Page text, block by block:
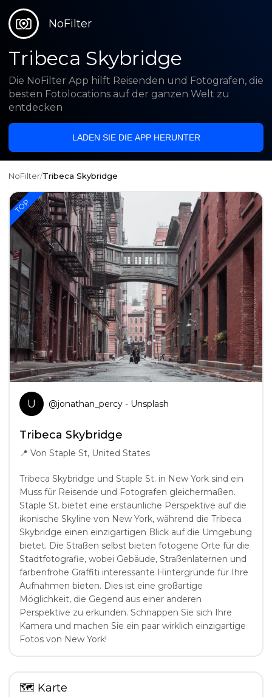
NoFilter
Tribeca Skybridge
Die NoFilter App hilft Reisenden und Fotografen, die
besten Fotolocations auf der ganzen Welt zu
entdecken
LADEN SIE DIE APP HERUNTER
NoFilter/Tribeca Skybridge
U @jonathan_percy- Unsplash
Tribeca Skybridge
📍 Von Staple St, United States
Tribeca Skybridge und Staple St. in New York sind ein
Muss für Reisende und Fotografen gleichermaßen.
Staple St. bietet eine erstaunliche Perspektive auf die
ikonische Skyline von New York, während die Tribeca
Skybridge einen einzigartigen Blick auf die Umgebung
bietet. Die Straßen selbst bieten fotogene Orte für die
Stadtfotografie, wobei Gebäude, Straßenlaternen und
farbenfrohe Graffiti interessante Hintergründe für Ihre
Aufnahmen bieten. Dies ist eine großartige
Möglichkeit, die Gegend aus einer anderen
Perspektive zu erkunden. Schnappen Sie sich Ihre
Kamera und machen Sie ein paar wirklich einzigartige
Fotos von New York!
TOP
🗺 Karte